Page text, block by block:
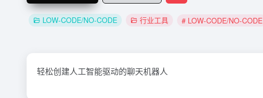
LOW-CODE/NO-CODE 行业工具 # LOW-CODE/NO-CODE
轻松创建人工智能驱动的聊天机器人